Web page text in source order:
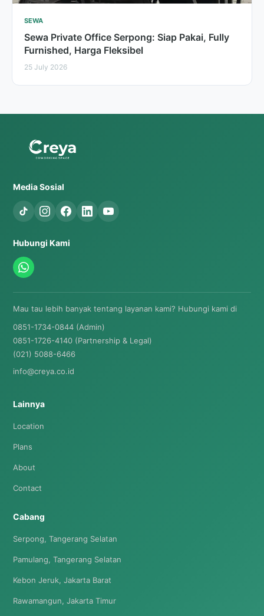
SEWA
Sewa Private Office Serpong: Siap Pakai, Fully
Furnished, Harga Fleksibel
25 July 2026
Media Sosial
Hubungi Kami
Mau tau lebih banyak tentang layanan kami? Hubungi kami di
0851-1734-0844 (Admin)
0851-1726-4140 (Partnership & Legal)
(021) 5088-6466
info@creya.co.id
Lainnya
Location
Plans
About
Contact
Cabang
Serpong, Tangerang Selatan
Pamulang, Tangerang Selatan
Kebon Jeruk, Jakarta Barat
Rawamangun, Jakarta Timur